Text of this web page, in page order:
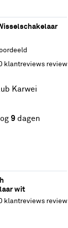
klantreviews
Karwei
9 dagen
wit
klantreviews